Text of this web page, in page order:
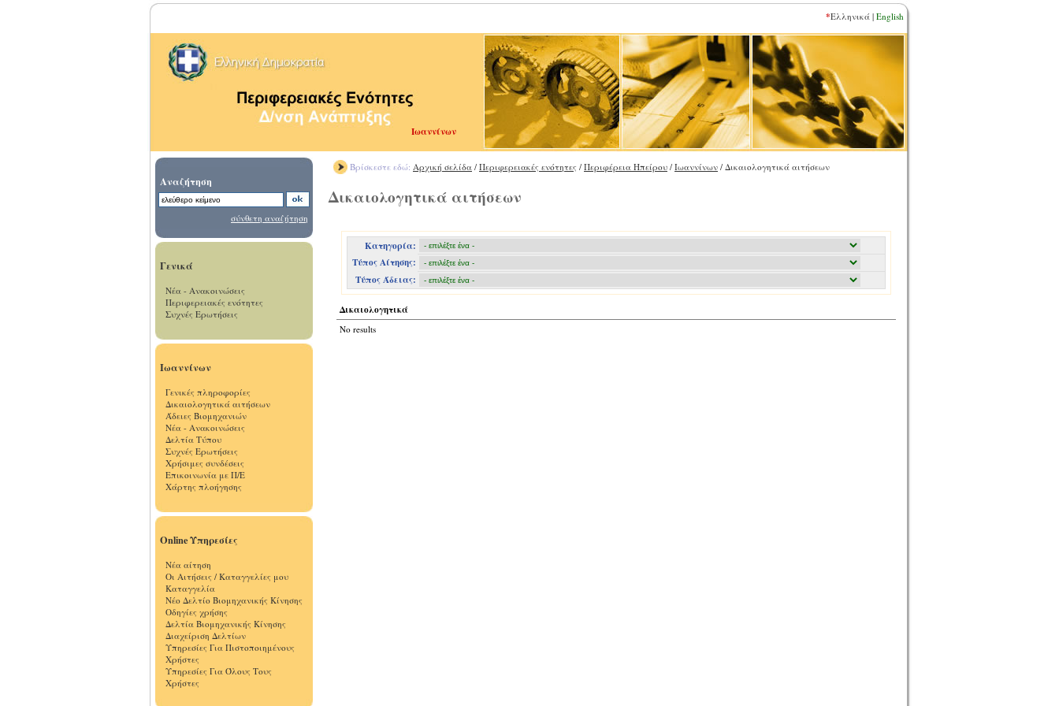
*Ελληνικά | English
Ιωαννίνων
Αναζήτηση
σύνθετη αναζήτηση
Γενικά
Νέα - Ανακοινώσεις
Περιφερειακές ενότητες
Συχνές Ερωτήσεις
Ιωαννίνων
Γενικές πληροφορίες
Δικαιολογητικά αιτήσεων
Άδειες Βιομηχανιών
Νέα - Ανακοινώσεις
Δελτία Τύπου
Συχνές Ερωτήσεις
Χρήσιμες συνδέσεις
Επικοινωνία με Π/Ε
Χάρτης πλοήγησης
Online Υπηρεσίες
Νέα αίτηση
Οι Αιτήσεις / Καταγγελίες μου
Καταγγελία
Νέο Δελτίο Βιομηχανικής Κίνησης
Οδηγίες χρήσης
Δελτία Βιομηχανικής Κίνησης
Διαχείριση Δελτίων
Υπηρεσίες Για Πιστοποιημένους
Χρήστες
Υπηρεσίες Για Όλους Τους
Χρήστες
Βρίσκεστε εδώ: Αρχική σελίδα / Περιφερειακές ενότητες / Περιφέρεια Ηπείρου / Ιωαννίνων / Δικαιολογητικά αιτήσεων
Δικαιολογητικά αιτήσεων
Κατηγορία:
Τύπος Αίτησης:
Τύπος Άδειας:
Δικαιολογητικά
No results